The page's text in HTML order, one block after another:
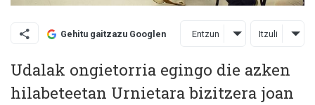
Gehitu gaitzazu Googlen Entzun Itzuli
Udalak ongietorria egingo die azken
hilabeteetan Urnietara bizitzera joan